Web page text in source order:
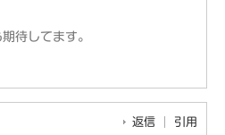
待してます。
返信 引用